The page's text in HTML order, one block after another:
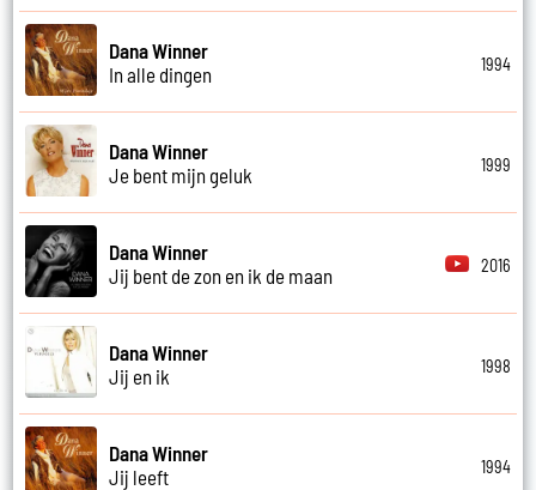
Dana Winner
In alle dingen
1994
Dana Winner
Je bent mijn geluk
1999
Dana Winner
Jij bent de zon en ik de maan
2016
Dana Winner
Jij en ik
1998
Dana Winner
Jij leeft
1994